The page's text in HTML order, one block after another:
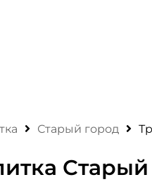
Старый город